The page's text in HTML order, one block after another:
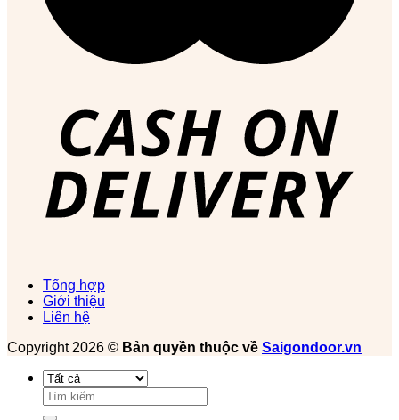
Tổng hợp
Giới thiệu
Liên hệ
Copyright 2026 © Bản quyền thuộc về Saigondoor.vn
Tìm
kiếm: